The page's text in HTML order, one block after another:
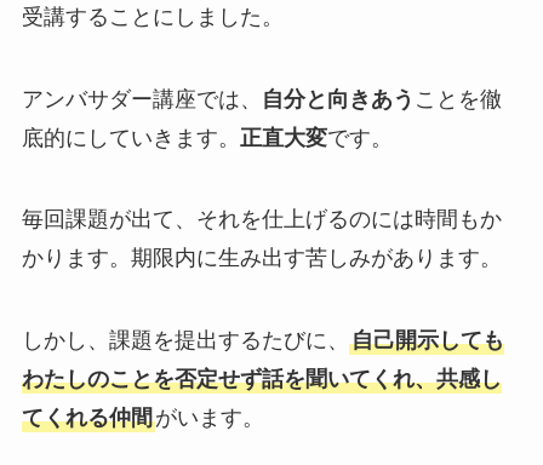
受講することにしました。
アンバサダー講座では、 自分と向きあう ことを徹
底的にしていきます。 正直大変です。
毎回課題が出て、それを仕上げるのには時間もか
かります。期限内に生み出す苦しみがあります。
しかし、課題を提出するたびに、 自己開示しても
わたしのことを否定せず話を聞いてくれ、共感し
てくれる仲間がいます。